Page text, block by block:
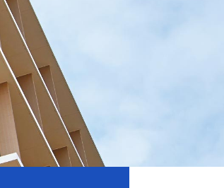
デジタルパンフレット